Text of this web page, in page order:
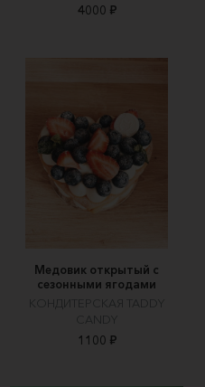
4000 ₽
Медовик открытый с
сезонными ягодами
КОНДИТЕРСКАЯ TADDY
CANDY
1100 ₽